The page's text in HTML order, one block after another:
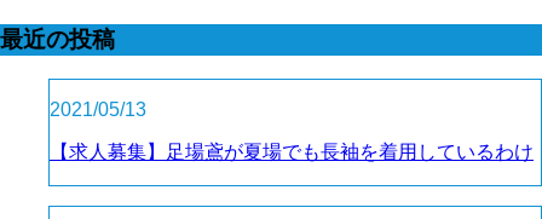
最近の投稿
2021/05/13
【求人募集】足場鳶が夏場でも長袖を着用しているわけ